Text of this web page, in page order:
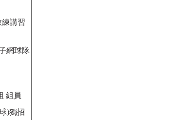
講習
網球隊
組員
)獨招